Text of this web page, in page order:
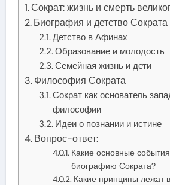
Сократ: жизнь и смерть
Биография и детство Сократа
Детство в Афинах
Образование и молодость
Семейная жизнь и дети
Философия Сократа
Сократ как основатель
философии
Идеи о познании и истине
Вопрос-ответ:
Какие основные
биографию Сократа?
Какие принципы лежат